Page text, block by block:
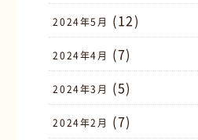
2024年5月 (12)
2024年4月 (7)
2024年3月 (5)
2024年2月 (7)